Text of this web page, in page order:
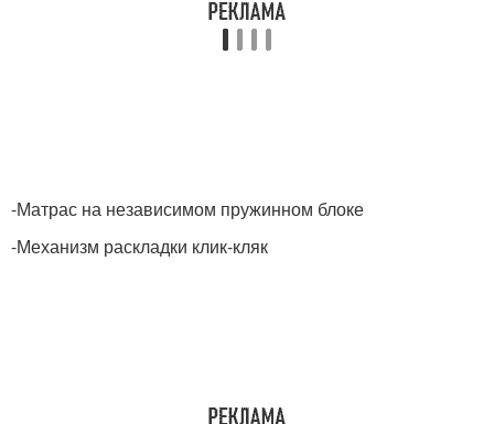
-Матрас на независимом пружинном блоке
-Механизм раскладки клик-кляк